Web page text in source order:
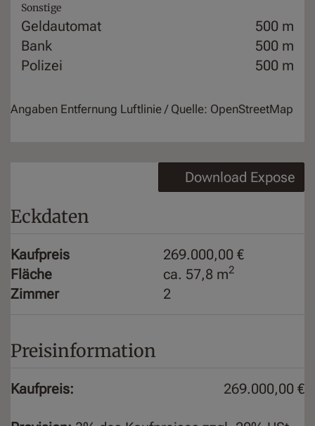
Sonstige
Geldautomat
500 m
Bank
500 m
Polizei
500 m
Angaben Entfernung Luftlinie / Quelle: OpenStreetMap
Download Expose
Eckdaten
Kaufpreis
269.000,00 €
Fläche
ca. 57,8 m2
Zimmer 2
Preisinformation
Kaufpreis: 269.000,00 €